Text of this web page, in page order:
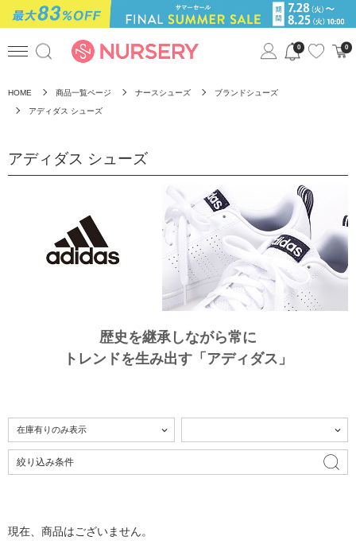
0 0
HOME 商品一覧ページ ナースシューズ ブランドシューズ
アディダス シューズ
アディダス シューズ
歴史を継承しながら常に
トレンドを生み出す「アディダス」
絞り込み条件
現在、商品はございません。